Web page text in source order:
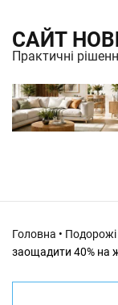
САЙТ
Практичні
Головна •
заощадити 40% на